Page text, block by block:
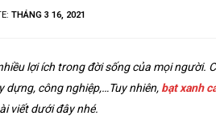
THÁNG 3 16, 2021
lợi ích trong đời sống của mọi người.
dựng, công nghiệp,…Tuy nhiên, bạt xanh
viết dưới đây nhé.